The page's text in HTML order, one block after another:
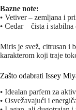
Bazne note:
• Vetiver – zemljana i
• Cedar – čista i
Miris je svež, citrusan i
karakterom koji traje
Zašto odabrati Issey
• Idealan parfem za
• Osvežavajući i